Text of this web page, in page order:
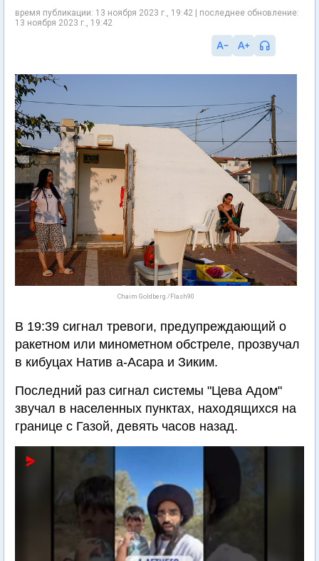
время публикации: 13 ноября 2023 г., 19:42 | последнее обновление:
13 ноября 2023 г., 19:42
Chaim Goldberg /Flash90
В 19:39 сигнал тревоги, предупреждающий о
ракетном или минометном обстреле, прозвучал
в кибуцах Натив а-Асара и Зиким.
Последний раз сигнал системы "Цева Адом"
звучал в населенных пунктах, находящихся на
границе с Газой, девять часов назад.